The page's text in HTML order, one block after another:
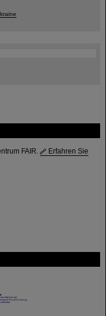
FAIR.
Erfahren Sie